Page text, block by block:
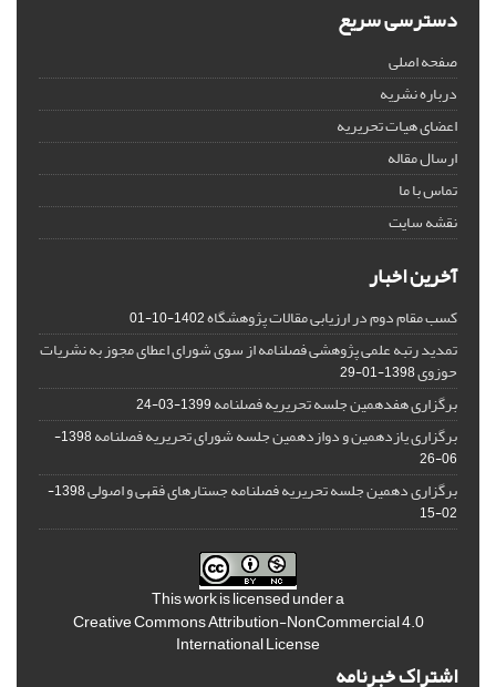
دسترسی سریع
صفحه اصلی
درباره نشریه
اعضای هیات تحریریه
ارسال مقاله
تماس با ما
نقشه سایت
آخرین اخبار
کسب مقام دوم در ارزیابی مقالات پژوهشگاه1402-10-01
تمدید رتبه علمی پژوهشی فصلنامه از سوی شورای اعطای مجوز به نشریات
حوزوی1398-01-29
برگزاری هفدهمین جلسه تحریریه فصلنامه1399-03-24
برگزاری یازدهمین و دوازدهمین جلسه شورای تحریریه فصلنامه
1398-
06-26
برگزاری دهمین جلسه تحریریه فصلنامه جستارهای فقهی و اصولی
1398-
02-15
This work is licensed under a
Creative Commons Attribution-NonCommercial 4.0
International License
اشتراک خبرنامه